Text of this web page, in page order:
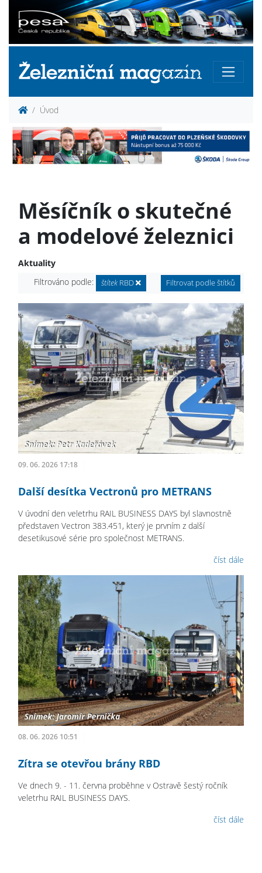
Úvod
Měsíčník o skutečné
a modelové železnici
Aktuality
Filtrováno podle:
štítek RBD Filtrovat podle štítků
09. 06. 2026 17:18
Další desítka Vectronů pro METRANS
V úvodní den veletrhu RAIL BUSINESS DAYS byl slavnostně
představen Vectron 383.451, který je prvním z další
desetikusové série pro společnost METRANS.
číst dále
08. 06. 2026 10:51
Zítra se otevřou brány RBD
Ve dnech 9. - 11. června proběhne v Ostravě šestý ročník
veletrhu RAIL BUSINESS DAYS.
číst dále